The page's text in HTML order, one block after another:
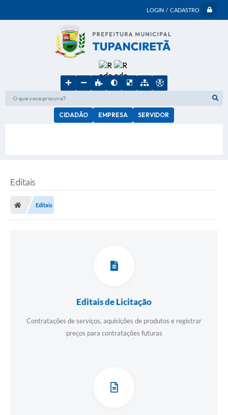
LOGIN / CADASTRO
O que voce procura?
CIDADÃO EMPRESA SERVIDOR
Editais
Editais
Editais de Licitação
Contratações de serviços, aquisições de produtos e registrar
preços para contratações futuras